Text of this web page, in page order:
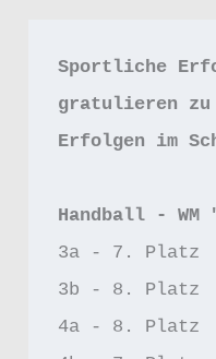
Sportliche
gratulieren zu
Erfolgen im
Handball -
3a - 7. Platz
3b - 8. Platz
4a - 8. Platz